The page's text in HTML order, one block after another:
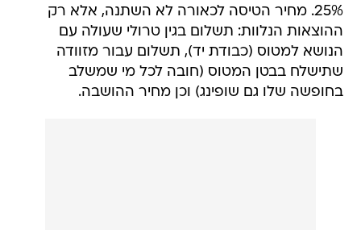
25%. מחיר הטיסה לכאורה לא השתנה, אלא רק
ההוצאות הנלוות: תשלום בגין טרולי שעולה עם
הנושא למטוס (כבודת יד), תשלום עבור מזוודה
שתישלח בבטן המטוס (חובה לכל מי שמשלב
בחופשה שלו גם שופינג) וכן מחיר ההושבה.